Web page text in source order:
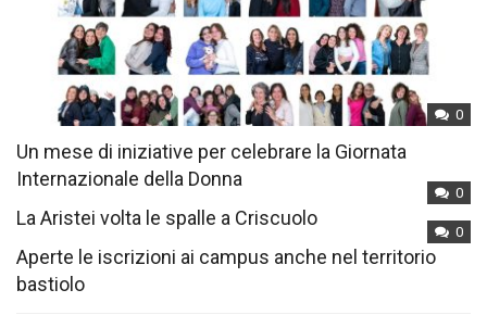
0
Un mese di iniziative per celebrare la Giornata
Internazionale della Donna
0
La Aristei volta le spalle a Criscuolo
0
Aperte le iscrizioni ai campus anche nel territorio
bastiolo